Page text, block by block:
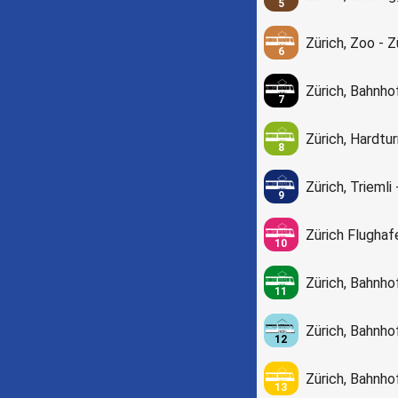
5
6
Zürich, Zoo -
7
Zürich,
8
Zürich,
9
Zürich, Triemli
10
Zürich
11
Zürich,
12
Zürich,
13
Zürich,